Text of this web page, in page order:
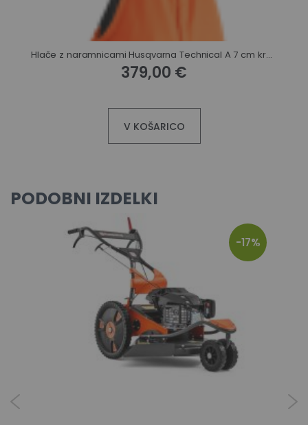
Hlače z naramnicami Husqvarna Technical A 7 cm krajše hlačnice
379,00 €
V KOŠARICO
PODOBNI IZDELKI
-17%